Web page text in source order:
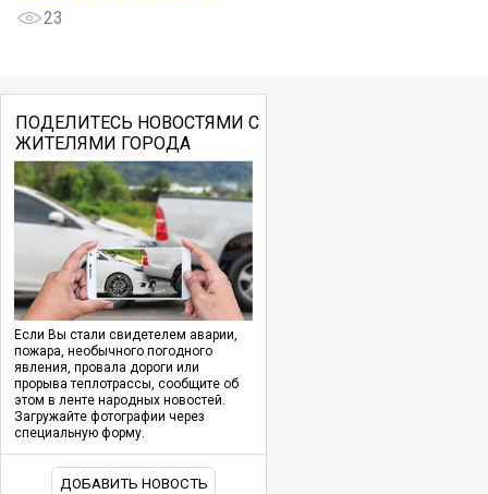
23
ПОДЕЛИТЕСЬ НОВОСТЯМИ С
ЖИТЕЛЯМИ ГОРОДА
Если Вы стали свидетелем аварии,
пожара, необычного погодного
явления, провала дороги или
прорыва теплотрассы, сообщите об
этом в ленте народных новостей.
Загружайте фотографии через
специальную форму.
ДОБАВИТЬ НОВОСТЬ